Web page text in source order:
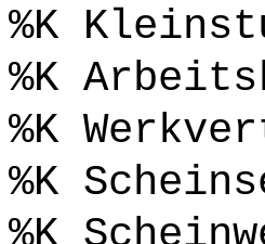
%K
%K
%K
%K